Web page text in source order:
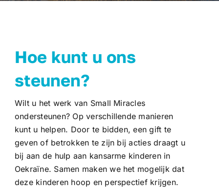
Hoe kunt u ons
steunen?
Wilt u het werk van Small Miracles
ondersteunen? Op verschillende manieren
kunt u helpen. Door te bidden, een gift te
geven of betrokken te zijn bij acties draagt u
bij aan de hulp aan kansarme kinderen in
Oekraïne. Samen maken we het mogelijk dat
deze kinderen hoop en perspectief krijgen.